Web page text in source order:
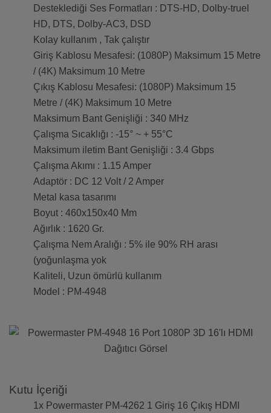
Desteklediği Ses Formatları : DTS-HD, Dolby-truel
HD, DTS, Dolby-AC3, DSD
Kolay kullanım , Tak çalıştır
Giriş Kablosu Mesafesi: (1080P) Maksimum 15 Metre
/ (4K) Maksimum 10 Metre
Çıkış Kablosu Mesafesi: (1080P) Maksimum 15
Metre / (4K) Maksimum 10 Metre
Maksimum Bant Genişliği : 340 MHz
Çalışma Sıcaklığı : -15° ~ + 55°C
Maksimum iletim Bant Genişliği : 3.4 Gbps
Çalışma Akımı : 1.15 Amper
Adaptör : DC 12 Volt / 2 Amper
Metal kasa tasarımı
Boyut : 460x150x40 Mm
Ağırlık : 1620 Gr.
Çalışma Nem Aralığı : 5% ile 90% RH arası
(yoğunlaşma yok
Kaliteli, Uzun ömürlü kullanım
Model : PM-4948
Kutu İçeriği
1x Powermaster PM-4262 1 Giriş 16 Çıkış HDMI